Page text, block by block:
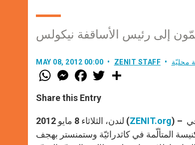
إلى رئيس الأساقفة نيكولس
MAY 08, 2012 00:00 ZENIT STAFF محليّة
W
h
t
s
p
p
M
e
s
e
g
e
r
F
a
e
b
o
k
w
r
Share this Entry
لندن، الثلاثاء 8 مايو 2012 (ZENIT.org) – ينضمُّ أساقفةٌ من بلدان فيها يُضطهد المسيحيّون إلى إخوتهم الأساقفة في
المتألّمة في كاثدرائيّة وستمنستر بهجف